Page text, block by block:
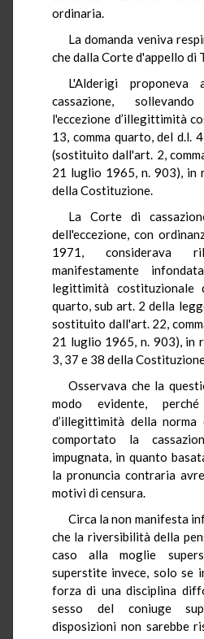
ordinaria.
La domanda veniva
che dalla Corte d'appello di
L'Alderigi
cassazione, sollevando
l'eccezione d’illegittimità
13, comma quarto, del d.l.
(sostituito dall'art. 2,
21 luglio 1965, n. 903), in
della Costituzione.
La Corte di
dell'eccezione, con
1971, considerava
manifestamente
legittimità costituzionale
quarto, sub art. 2 della
sostituito dall'art. 22,
21 luglio 1965, n. 903), in
3, 37 e 38 della
Osservava che la
modo evidente,
d’illegittimità della norma
comportato la
impugnata, in quanto
la pronuncia contraria
motivi di censura.
Circa la non manifesta
che la riversibilità della
caso alla moglie
superstite invece, solo se
forza di una disciplina
sesso del coniuge
disposizioni non sarebbe